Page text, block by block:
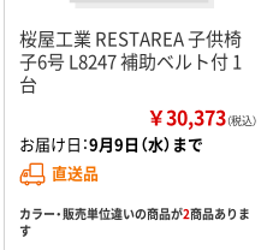
桜屋工業 RESTAREA 子供椅
子6号 L8247 補助ベルト付 1
台
￥30,373（税込）
お届け日：9月9日（水）まで
直送品
カラー・販売単位違いの商品が2商品ありま
す